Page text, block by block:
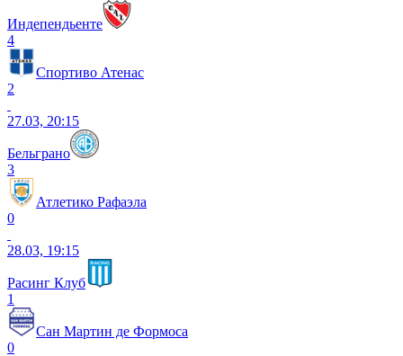
Индепендьенте
4
Спортиво Атенас
2
27.03, 20:15
Бельграно
3
Атлетико Рафаэла
0
28.03, 19:15
Расинг Клуб
1
Сан Мартин де Формоса
0